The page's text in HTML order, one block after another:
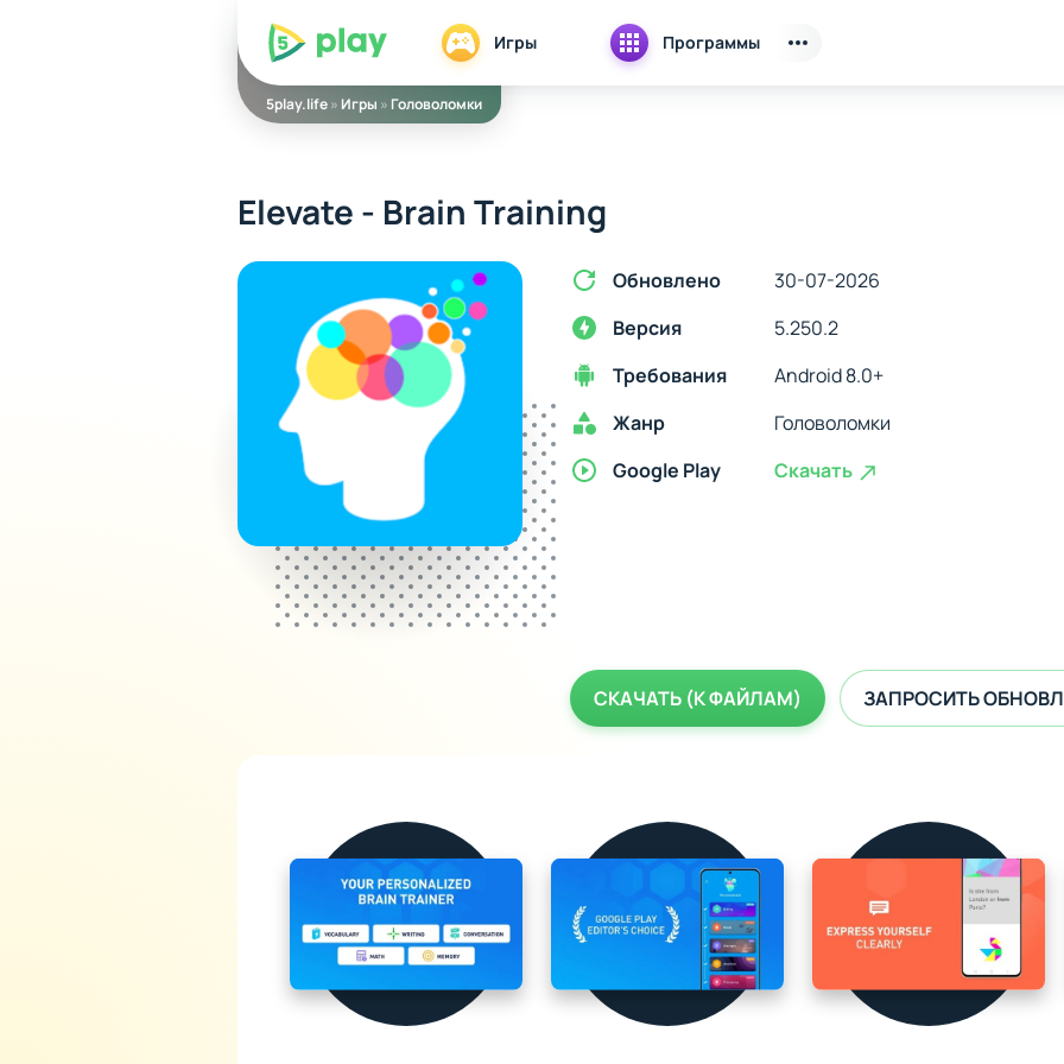
5play Игры Программы
5play.life»Игры »Головоломки
Elevate - Brain Training
Обновлено
30-07-2026
Версия
5.250.2
Требования
Android 8.0+
Жанр
Головоломки
Google Play
Скачать
СКАЧАТЬ (К ФАЙЛАМ) ЗАПРОСИТЬ